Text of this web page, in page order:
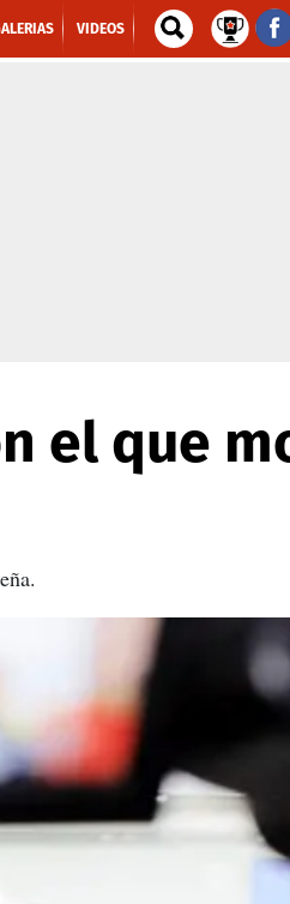
VIDEOS
el que